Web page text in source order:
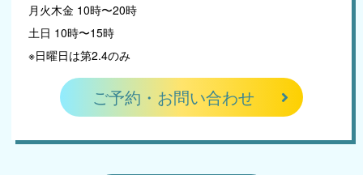
月火木金 10時〜20時
土日 10時〜15時
※日曜日は第2.4のみ
ご予約・お問い合わせ